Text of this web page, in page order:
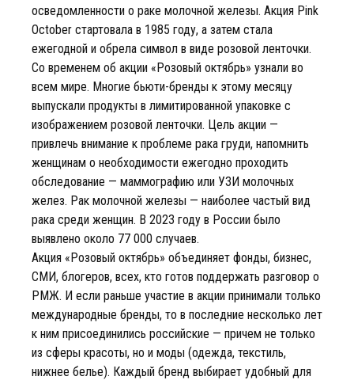
осведомленности о раке молочной железы. Акция Pink
October стартовала в 1985 году, а затем стала
ежегодной и обрела символ в виде розовой ленточки.
Со временем об акции «Розовый октябрь» узнали во
всем мире. Многие бьюти-бренды к этому месяцу
выпускали продукты в лимитированной упаковке с
изображением розовой ленточки. Цель акции —
привлечь внимание к проблеме рака груди, напомнить
женщинам о необходимости ежегодно проходить
обследование — маммографию или УЗИ молочных
желез. Рак молочной железы — наиболее частый вид
рака среди женщин. В 2023 году в России было
выявлено около 77 000 случаев.
Акция «Розовый октябрь» объединяет фонды, бизнес,
СМИ, блогеров, всех, кто готов поддержать разговор о
РМЖ. И если раньше участие в акции принимали только
международные бренды, то в последние несколько лет
к ним присоединились российские — причем не только
из сферы красоты, но и моды (одежда, текстиль,
нижнее белье). Каждый бренд выбирает удобный для